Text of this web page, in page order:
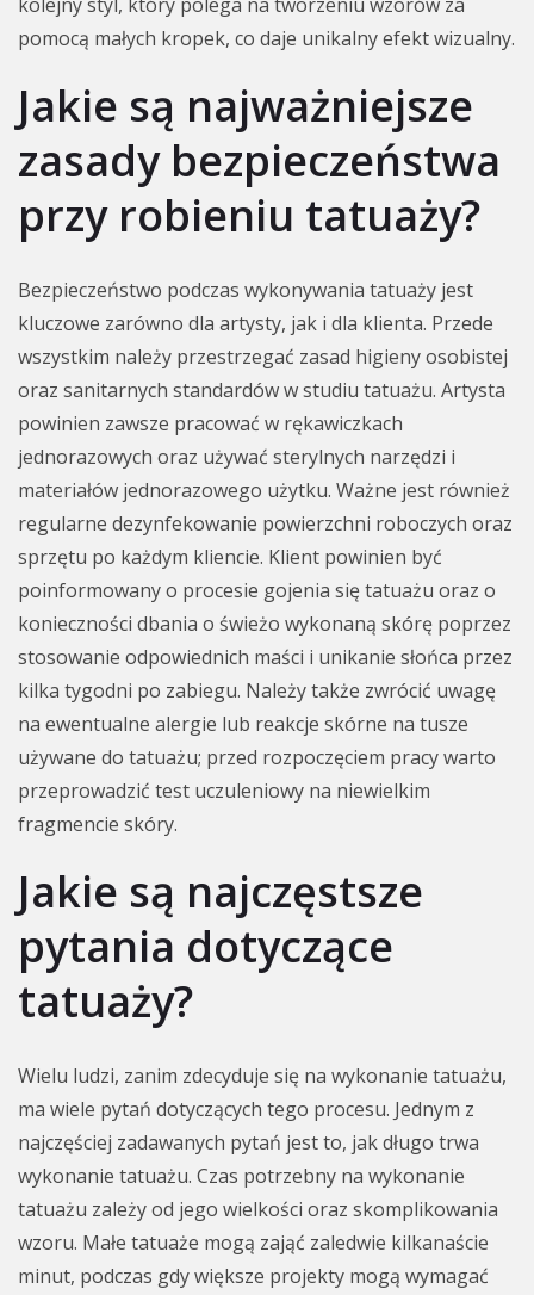
pomocą małych kropek, co daje unikalny efekt wizualny.
Jakie są najważniejsze
zasady bezpieczeństwa
przy robieniu tatuaży?
Bezpieczeństwo podczas wykonywania tatuaży jest
kluczowe zarówno dla artysty, jak i dla klienta. Przede
wszystkim należy przestrzegać zasad higieny osobistej
oraz sanitarnych standardów w studiu tatuażu. Artysta
powinien zawsze pracować w rękawiczkach
jednorazowych oraz używać sterylnych narzędzi i
materiałów jednorazowego użytku. Ważne jest również
regularne dezynfekowanie powierzchni roboczych oraz
sprzętu po każdym kliencie. Klient powinien być
poinformowany o procesie gojenia się tatuażu oraz o
konieczności dbania o świeżo wykonaną skórę poprzez
stosowanie odpowiednich maści i unikanie słońca przez
kilka tygodni po zabiegu. Należy także zwrócić uwagę
na ewentualne alergie lub reakcje skórne na tusze
używane do tatuażu; przed rozpoczęciem pracy warto
przeprowadzić test uczuleniowy na niewielkim
fragmencie skóry.
Jakie są najczęstsze
pytania dotyczące
tatuaży?
Wielu ludzi, zanim zdecyduje się na wykonanie tatuażu,
ma wiele pytań dotyczących tego procesu. Jednym z
najczęściej zadawanych pytań jest to, jak długo trwa
wykonanie tatuażu. Czas potrzebny na wykonanie
tatuażu zależy od jego wielkości oraz skomplikowania
wzoru. Małe tatuaże mogą zająć zaledwie kilkanaście
minut, podczas gdy większe projekty mogą wymagać